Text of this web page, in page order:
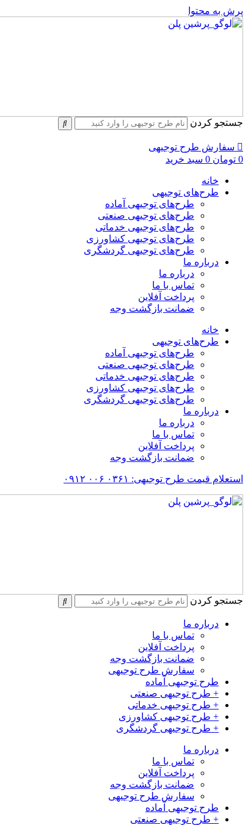
پرش به محتوا
جستجو کردن
سفارش طرح توجیهی
0 تومان 0 سبد خرید
خانه
طرح‌های توجیهی
طرح‌های توجیهی آماده
طرح‌های توجیهی صنعتی
طرح‌های توجیهی خدماتی
طرح‌های توجیهی کشاورزی
طرح‌های توجیهی گردشگری
درباره ما
درباره ما
تماس با ما
پرداخت آفلاین
ضمانت بازگشت وجه
خانه
طرح‌های توجیهی
طرح‌های توجیهی آماده
طرح‌های توجیهی صنعتی
طرح‌های توجیهی خدماتی
طرح‌های توجیهی کشاورزی
طرح‌های توجیهی گردشگری
درباره ما
درباره ما
تماس با ما
پرداخت آفلاین
ضمانت بازگشت وجه
استعلام قیمت طرح توجیهی: ۰۳۶۱ ۰۰۶ ۰۹۱۲
جستجو کردن
درباره ما
تماس با ما
پرداخت آفلاین
ضمانت بازگشت وجه
سفارش طرح توجیهی
طرح توجیهی آماده
+ طرح توجیهی صنعتی
+ طرح توجیهی خدماتی
+ طرح توجیهی کشاورزی
+ طرح توجیهی گردشگری
درباره ما
تماس با ما
پرداخت آفلاین
ضمانت بازگشت وجه
سفارش طرح توجیهی
طرح توجیهی آماده
+ طرح توجیهی صنعتی